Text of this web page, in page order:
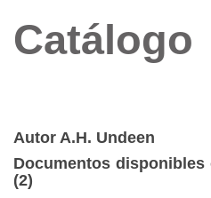
Catálogo
Autor A.H. Undeen
Documentos
(2)